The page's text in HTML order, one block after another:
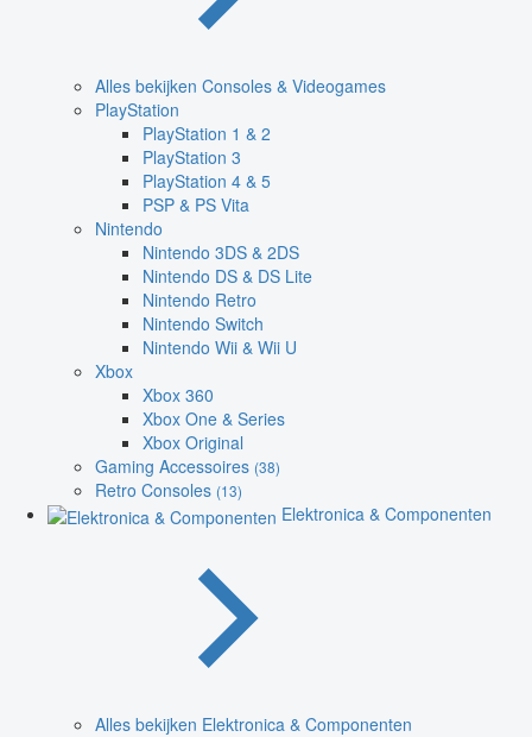
Alles bekijken Consoles & Videogames
PlayStation
PlayStation 1 & 2
PlayStation 3
PlayStation 4 & 5
PSP & PS Vita
Nintendo
Nintendo 3DS & 2DS
Nintendo DS & DS Lite
Nintendo Retro
Nintendo Switch
Nintendo Wii & Wii U
Xbox
Xbox 360
Xbox One & Series
Xbox Original
Gaming Accessoires (38)
Retro Consoles (13)
Elektronica & Componenten
Alles bekijken Elektronica & Componenten